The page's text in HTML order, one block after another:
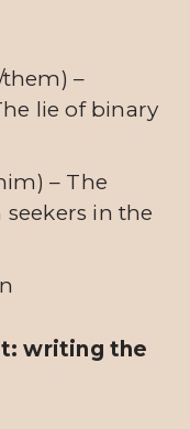
them) –
lie of binary
– The
in the
writing the